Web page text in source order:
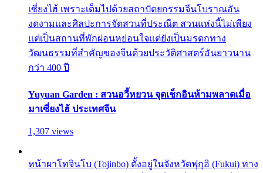
เซี่ยงไฮ้ เพราะเต็มไปด้วยสถาปัตยกรรมจีนโบราณอัน
งดงามและศิลปะการจัดสวนที่ประณีต สวนแห่งนี้ไม่เพียง
แต่เป็นสถานที่พักผ่อนหย่อนใจแต่ยังเป็นมรดกทาง
วัฒนธรรมที่สำคัญของจีนด้วยประวัติศาสตร์อันยาวนาน
กว่า 400 ปี
Yuyuan Garden : สวนอวี้หยวน จุดเช็กอินห้ามพลาดเมื่อ
มาเซี่ยงไฮ้ ประเทศจีน
1,307 views
หน้าผาโทจินโบ (Tojinbo) ตั้งอยู่ในจังหวัดฟุกุอิ (Fukui) ทาง